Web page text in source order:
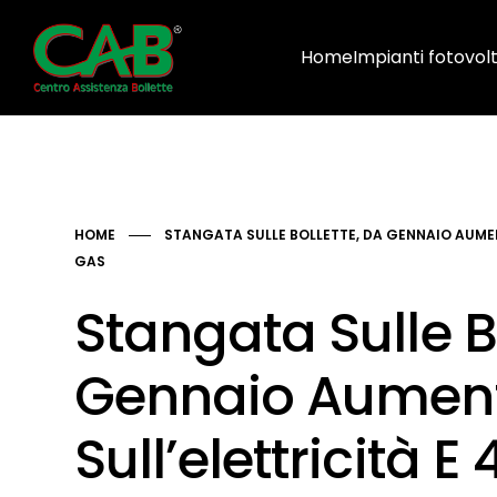
HomeImpianti
HOME
STANGATA SULLE BOLLETTE, DA GENNAIO
GAS
Stangata Sulle
Gennaio
Sull’elettricità E